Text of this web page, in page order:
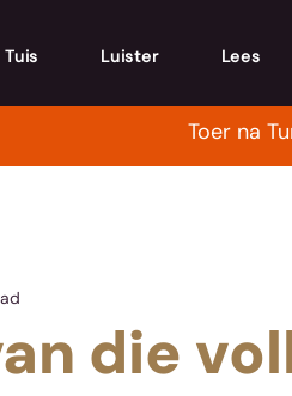
Tuis Luister Lees
Toer na
die